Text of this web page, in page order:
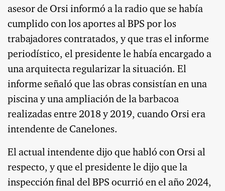
asesor de Orsi informó a la radio que se había
cumplido con los aportes al BPS por los
trabajadores contratados, y que tras el informe
periodístico, el presidente le había encargado a
una arquitecta regularizar la situación. El
informe señaló que las obras consistían en una
piscina y una ampliación de la barbacoa
realizadas entre 2018 y 2019, cuando Orsi era
intendente de Canelones.
El actual intendente dijo que habló con Orsi al
respecto, y que el presidente le dijo que la
inspección final del BPS ocurrió en el año 2024,